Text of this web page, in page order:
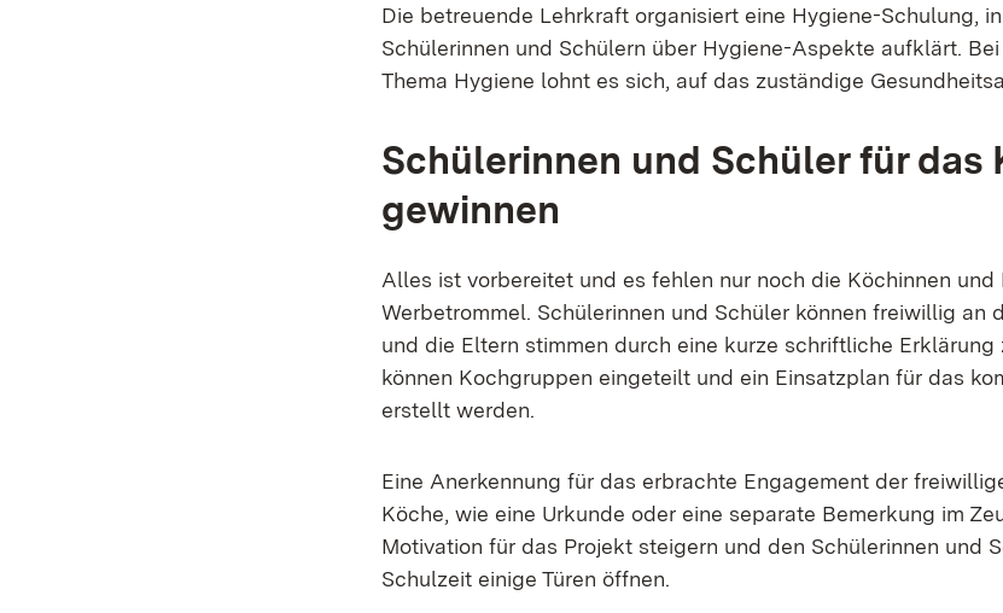
Die betreuende Lehrkraft organisiert eine Hygiene-Schulung,
Schülerinnen und Schülern über Hygiene-Aspekte aufklärt.
Thema Hygiene lohnt es sich, auf das zuständige
Schülerinnen und Schüler für das
gewinnen
Alles ist vorbereitet und es fehlen nur noch die Köchinnen und
Werbetrommel. Schülerinnen und Schüler können freiwillig an
und die Eltern stimmen durch eine kurze schriftliche Erklärung
können Kochgruppen eingeteilt und ein Einsatzplan für das
erstellt werden.
Eine Anerkennung für das erbrachte Engagement der
Köche, wie eine Urkunde oder eine separate Bemerkung im
Motivation für das Projekt steigern und den Schülerinnen und
Schulzeit einige Türen öffnen.